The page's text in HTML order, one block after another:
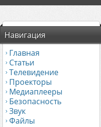
Навигация
Главная
Статьи
Телевидение
Проекторы
Медиаплееры
Безопасность
Звук
Файлы